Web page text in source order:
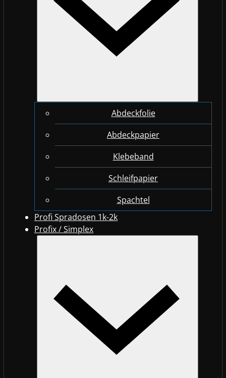
Abdeckfolie
Abdeckpapier
Klebeband
Schleifpapier
Spachtel
Profi Spradosen 1k-2k
Profix / Simplex